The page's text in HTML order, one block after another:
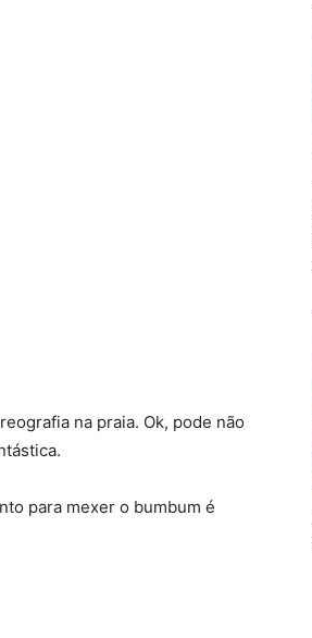
na praia. Ok, pode não
para mexer o bumbum é